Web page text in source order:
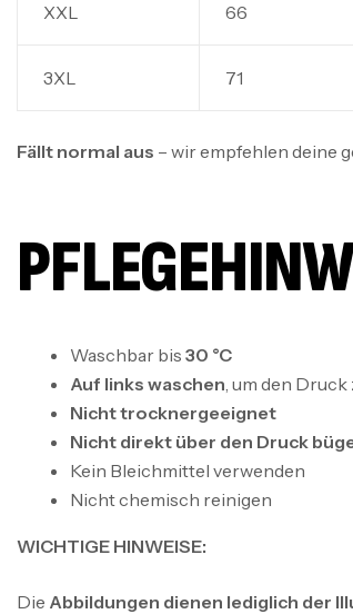
XXL 66
3XL 71
Fällt normal aus – wir empfehlen deine
Waschbar bis 30 °C
Auf links waschen , um den
Nicht trocknergeeignet
Nicht direkt über den Druck
Kein Bleichmittel verwenden
Nicht chemisch reinigen
WICHTIGE HINWEISE:
Die Abbildungen dienen lediglich der